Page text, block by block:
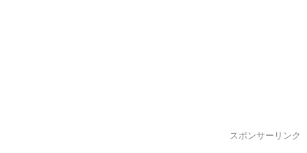
スポンサーリンク